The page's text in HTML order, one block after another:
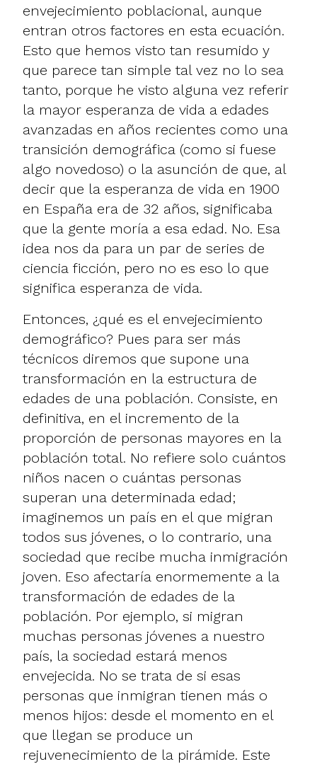
envejecimiento poblacional, aunque
entran otros factores en esta ecuación.
Esto que hemos visto tan resumido y
que parece tan simple tal vez no lo sea
tanto, porque he visto alguna vez referir
la mayor esperanza de vida a edades
avanzadas en años recientes como una
transición demográfica (como si fuese
algo novedoso) o la asunción de que, al
decir que la esperanza de vida en 1900
en España era de 32 años, significaba
que la gente moría a esa edad. No. Esa
idea nos da para un par de series de
ciencia ficción, pero no es eso lo que
significa esperanza de vida.
Entonces, ¿qué es el envejecimiento
demográfico? Pues para ser más
técnicos diremos que supone una
transformación en la estructura de
edades de una población. Consiste, en
definitiva, en el incremento de la
proporción de personas mayores en la
población total. No refiere solo cuántos
niños nacen o cuántas personas
superan una determinada edad;
imaginemos un país en el que migran
todos sus jóvenes, o lo contrario, una
sociedad que recibe mucha inmigración
joven. Eso afectaría enormemente a la
transformación de edades de la
población. Por ejemplo, si migran
muchas personas jóvenes a nuestro
país, la sociedad estará menos
envejecida. No se trata de si esas
personas que inmigran tienen más o
menos hijos: desde el momento en el
que llegan se produce un
rejuvenecimiento de la pirámide. Este